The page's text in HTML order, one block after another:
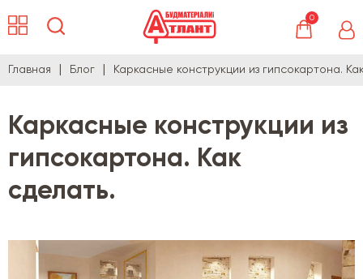
0
Главная Блог Каркасные конструкции из гипсокартона.
Каркасные конструкции из
гипсокартона. Как
сделать.